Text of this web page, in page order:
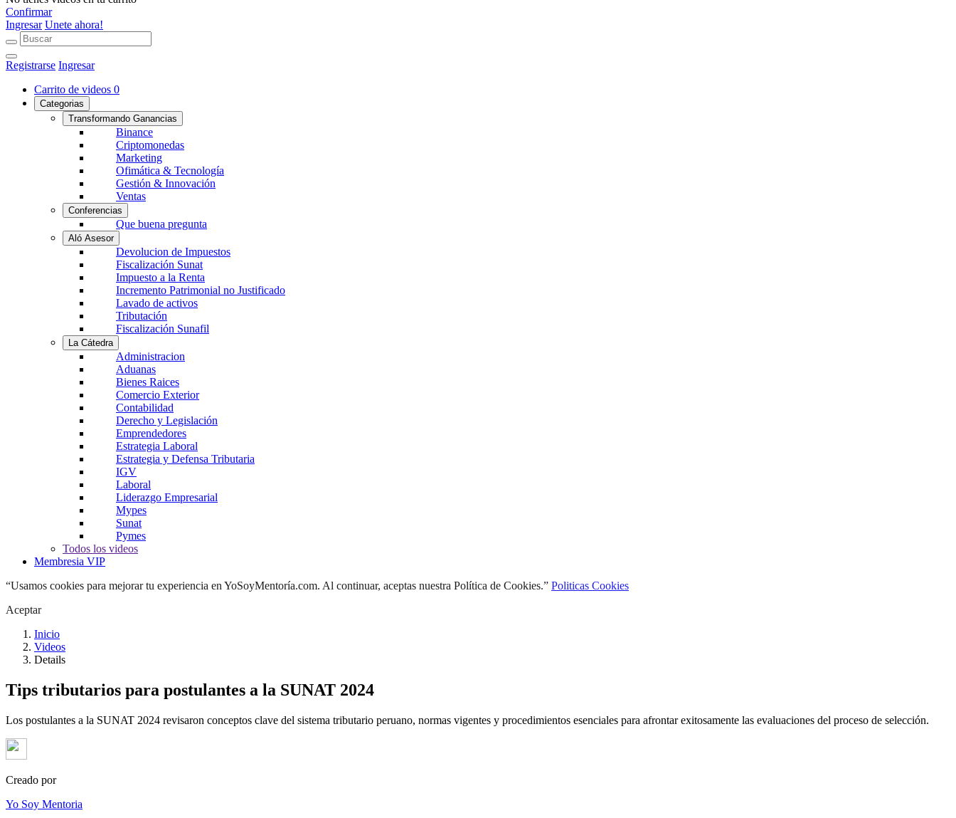
Confirmar
Ingresar Unete ahora!
Registrarse Ingresar
Carrito de videos 0
Categorias
Transformando Ganancias
Binance
Criptomonedas
Marketing
Ofimática & Tecnología
Gestión & Innovación
Ventas
Conferencias
Que buena pregunta
Aló Asesor
Devolucion de Impuestos
Fiscalización Sunat
Impuesto a la Renta
Incremento Patrimonial no Justificado
Lavado de activos
Tributación
Fiscalización Sunafil
La Cátedra
Administracion
Aduanas
Bienes Raices
Comercio Exterior
Contabilidad
Derecho y Legislación
Emprendedores
Estrategia Laboral
Estrategia y Defensa Tributaria
IGV
Laboral
Liderazgo Empresarial
Mypes
Sunat
Pymes
Todos los videos
Membresia VIP
“Usamos cookies para mejorar tu experiencia en YoSoyMentoría.com. Al continuar, aceptas nuestra Política de Cookies.” Politicas Cookies
Aceptar
Inicio
Videos
Details
Tips tributarios para postulantes a la SUNAT 2024
Los postulantes a la SUNAT 2024 revisaron conceptos clave del sistema tributario peruano, normas vigentes y procedimientos esenciales para afrontar exitosamente las evaluaciones del proceso de selección.
Creado por
Yo Soy Mentoria